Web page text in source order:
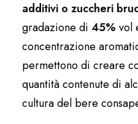
additivi o zuccheri
gradazione di 45% vol
concentrazione
permettono di creare
quantità contenute di
cultura del bere